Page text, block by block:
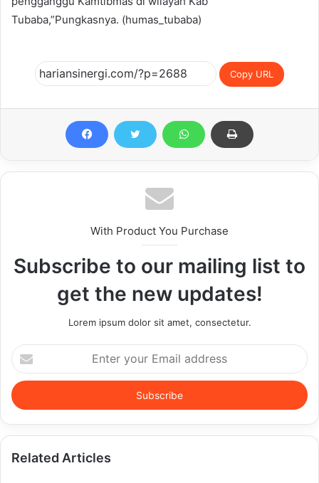
Tubaba,”Pungkasnya. (humas_tubaba)
Copy URL
With Product You Purchase
Subscribe to our mailing list to
get the new updates!
Lorem ipsum dolor sit amet, consectetur.
Enter
your
Email
address
Related Articles